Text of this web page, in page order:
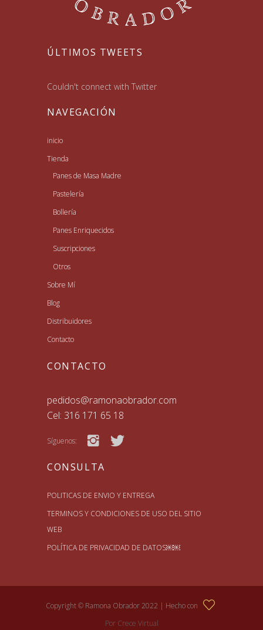
ÚLTIMOS TWEETS
Couldn't connect with Twitter
NAVEGACIÓN
inicio
Tienda
Panes de Masa Madre
Pastelería
Bollería
Panes Enriquecidos
Suscripciones
Otros
Sobre Mí
Blog
Distribuidores
Contacto
CONTACTO
pedidos@ramonaobrador.com
Cel: 316 171 65 18
Síguenos:
CONSULTA
POLITICAS DE ENVIO Y ENTREGA
TERMINOS Y CONDICIONES DE USO DEL SITIO
WEB
POLÍTICA DE PRIVACIDAD DE DATOS￼￼
Copyright © Ramona Obrador 2022 | Hecho con
Por Crece Virtual